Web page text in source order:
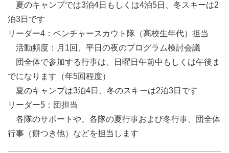
夏のキャンプでは3泊4日もしくは4泊5日、冬スキーは2
泊3日です
リーダー4：ベンチャースカウト隊（高校生年代）担当
活動頻度：月1回、平日の夜のプログラム検討会議
団全体で参加する行事は、日曜日午前中もしくは午後ま
でになります（年5回程度）
夏のキャンプは3泊4日、冬のスキーは2泊3日です
リーダー5：団担当
各隊のサポートや、各隊の夏行事および冬行事、団全体
行事（餅つき他）などを担当します